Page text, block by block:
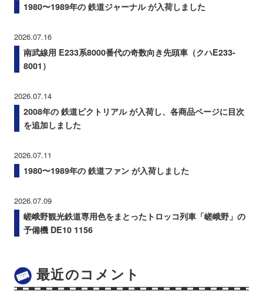
1980〜1989年の 鉄道ジャーナル が入荷しました
2026.07.16
南武線用 E233系8000番代の奇数向き先頭車（クハE233-
8001）
2026.07.14
2008年の 鉄道ピクトリアル が入荷し、各商品ページに目次
を追加しました
2026.07.11
1980〜1989年の 鉄道ファン が入荷しました
2026.07.09
嵯峨野観光鉄道専用色をまとったトロッコ列車「嵯峨野」の
予備機 DE10 1156
最近のコメント